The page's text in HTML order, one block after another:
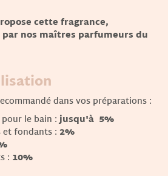
cette fragrance,
nos maîtres parfumeurs du
dans vos préparations :
le bain :jusqu'à 5%
et fondants : 2%
: 10%